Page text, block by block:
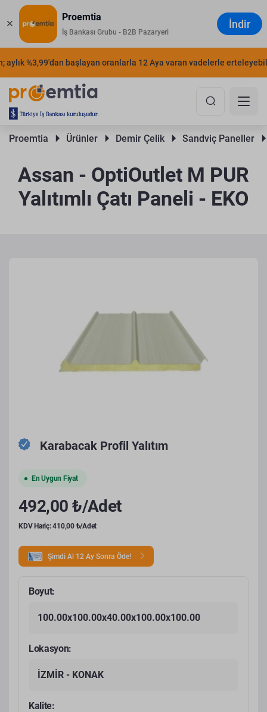
Proemtia
İş Bankası Grubu - B2B Pazaryeri
İndir
%3,99'dan başlayan oranlarla 12 Aya varan vadelerle
Proemtia Ürünler Demir Çelik Sandviç Paneller
Assan - OptiOutlet M PUR
Yalıtımlı Çatı Paneli - EKO
Karabacak Profil Yalıtım
En Uygun Fiyat
492,00 ₺/Adet
KDV Hariç: 410,00 ₺/Adet
Şimdi Al 12 Ay Sonra Öde!
Boyut:
100.00x100.00x40.00x100.00x100.00
Lokasyon:
İZMİR - KONAK
Kalite: